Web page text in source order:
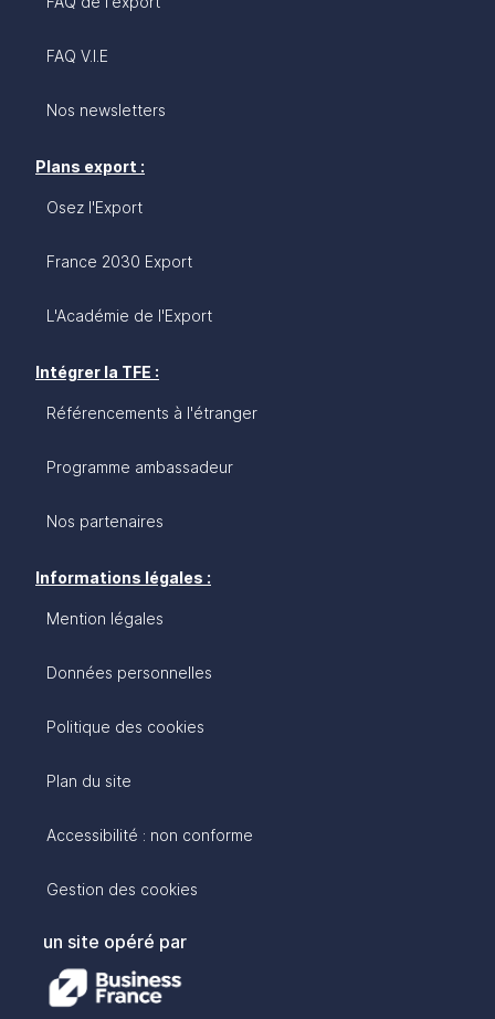
FAQ V.I.E
Nos newsletters
Plans export :
Osez l'Export
France 2030 Export
L'Académie de l'Export
Intégrer la TFE :
Référencements à l'étranger
Programme ambassadeur
Nos partenaires
Informations légales :
Mention légales
Données personnelles
Politique des cookies
Plan du site
Accessibilité : non conforme
Gestion des cookies
un site opéré par